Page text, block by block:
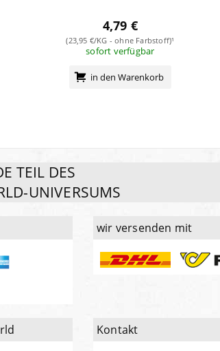
4,79 €
(23,95 €/KG - ohne Farbstoff)¹
sofort verfügbar
in den Warenkorb
TEIL DES
UNIVERSUMS
wir versenden mit
Kontakt